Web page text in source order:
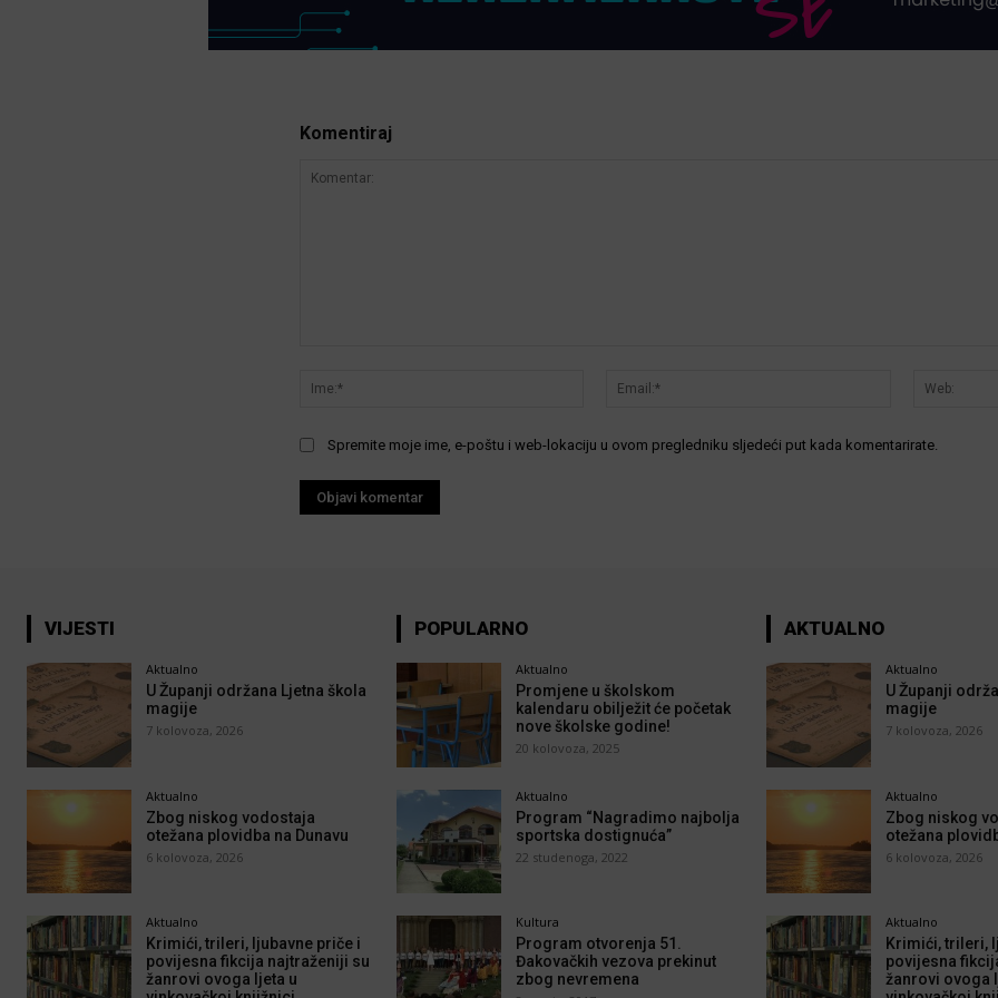
Komentiraj
Ime:*
Email:*
Spremite moje ime, e-poštu i web-lokaciju u ovom pregledniku sljedeći put kada komentarirate.
VIJESTI
Aktualno
U Županji održana Ljetna škola
magije
7 kolovoza, 2026
Aktualno
Zbog niskog vodostaja
otežana plovidba na Dunavu
6 kolovoza, 2026
Aktualno
Krimići, trileri, ljubavne priče i
povijesna fikcija najtraženiji su
žanrovi ovoga ljeta u
POPULARNO
Aktualno
Promjene u školskom
kalendaru obilježit će početak
nove školske godine!
20 kolovoza, 2025
Aktualno
Program “Nagradimo najbolja
sportska dostignuća”
22 studenoga, 2022
Kultura
Program otvorenja 51.
Đakovačkih vezova prekinut
zbog nevremena
AKTUALNO
Aktualno
U Županji
magije
7 kolovoza, 2026
Aktualno
Zbog niskog
otežana
6 kolovoza, 2026
Aktualno
Krimići, trileri,
povijesna
žanrovi ovoga